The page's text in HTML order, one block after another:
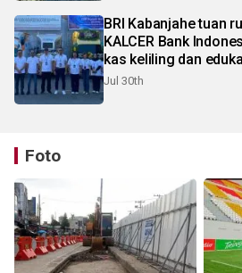
BRI Kabanjahe tuan
KALCER Bank
kas keliling dan
pelosok Karo
Jul 30th
Foto